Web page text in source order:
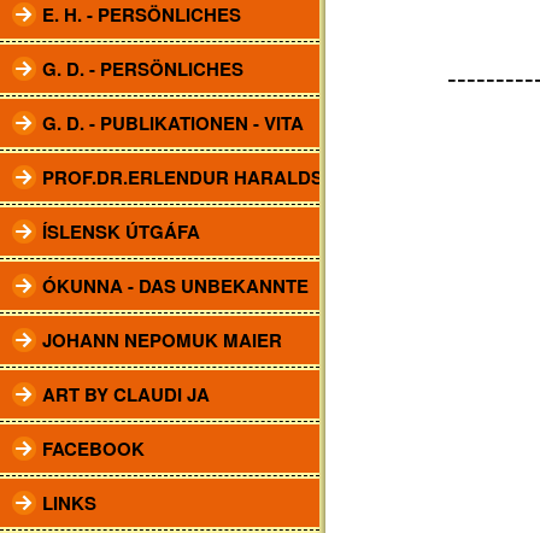
E. H. - PERSÖNLICHES
G. D. - PERSÖNLICHES
G. D. - PUBLIKATIONEN - VITA
PROF.DR.ERLENDUR HARALDSSON
ÍSLENSK ÚTGÁFA
ÓKUNNA - DAS UNBEKANNTE
JOHANN NEPOMUK MAIER
ART BY CLAUDI JA
FACEBOOK
LINKS